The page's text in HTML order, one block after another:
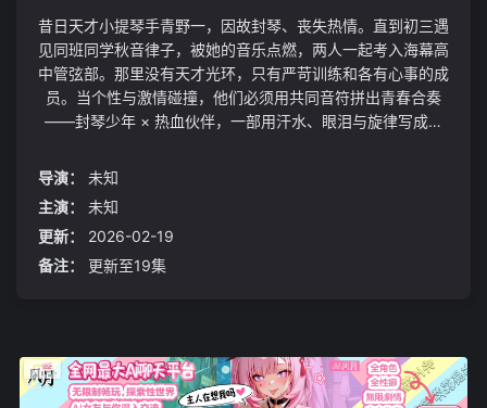
昔日天才小提琴手青野一，因故封琴、丧失热情。直到初三遇
见同班同学秋音律子，被她的音乐点燃，两人一起考入海幕高
中管弦部。那里没有天才光环，只有严苛训练和各有心事的成
员。当个性与激情碰撞，他们必须用共同音符拼出青春合奏
——封琴少年 × 热血伙伴，一部用汗水、眼泪与旋律写成的
导演：
未知
主演：
未知
更新：
2026-02-19
备注：
更新至19集